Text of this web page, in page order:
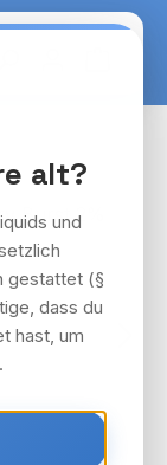
alt?
und
gestattet (§
dass du
hast, um